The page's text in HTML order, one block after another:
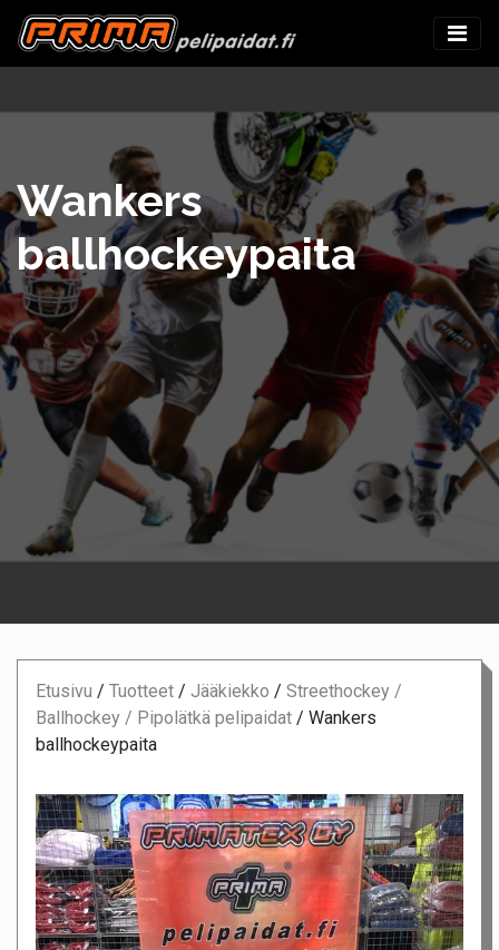
Wankers
ballhockeypaita
Etusivu / Tuotteet / Jääkiekko / Streethockey /
Ballhockey / Pipolätkä pelipaidat / Wankers
ballhockeypaita